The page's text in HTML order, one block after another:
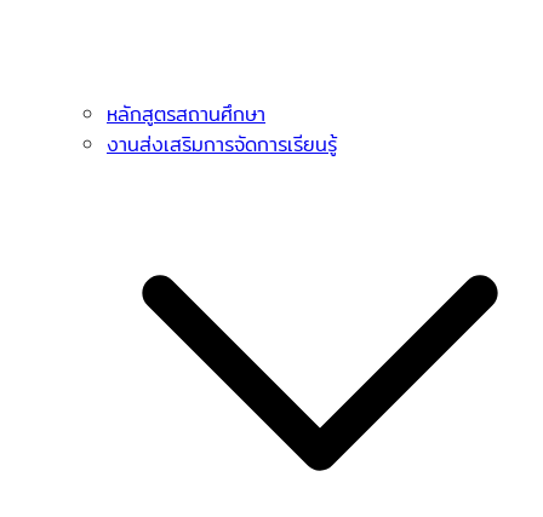
หลักสูตรสถานศึกษา
งานส่งเสริมการจัดการเรียนรู้